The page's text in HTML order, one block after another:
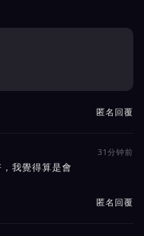
匿名回覆
31分钟前
我覺得算是會
匿名回覆